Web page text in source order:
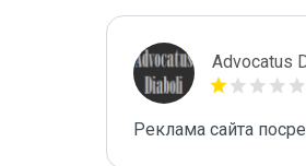
Advocatus
Реклама сайта